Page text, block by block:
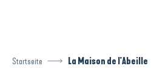
Startseite La Maison de l'Abeille